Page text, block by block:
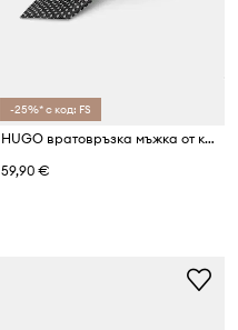
-25%* с код: FS
HUGO вратовръзка мъжка от коприна Tie cm 6
59,90 €